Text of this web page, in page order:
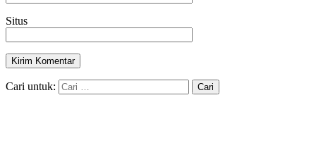
Situs
Cari untuk: